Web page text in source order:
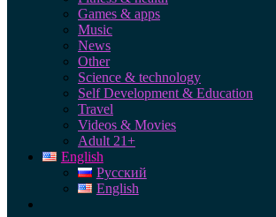
Games & apps
Music
News
Other
Science & technology
Self Development & Education
Travel
Videos & Movies
Adult 21+
English
Русский
English